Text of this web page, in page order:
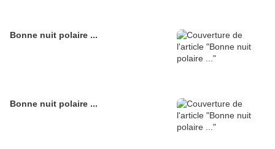
Bonne nuit polaire ...
Bonne nuit polaire ...